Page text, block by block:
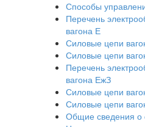
Способы
Перечень
вагона Е
Силовые цепи
Силовые цепи
Перечень
вагона ЕжЗ
Силовые цепи
Силовые цепи
Общие сведения о